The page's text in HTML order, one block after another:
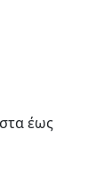
έως